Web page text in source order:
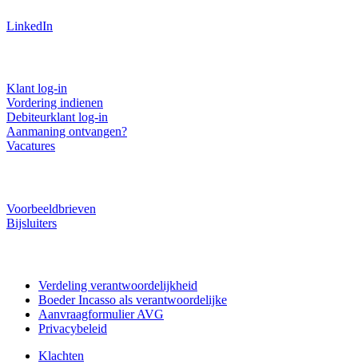
LinkedIn
Klant log-in
Vordering indienen
Debiteurklant log-in
Aanmaning ontvangen?
Vacatures
Voorbeeldbrieven
Bijsluiters
Verdeling verantwoordelijkheid
Boeder Incasso als verantwoordelijke
Aanvraagformulier AVG
Privacybeleid
Klachten